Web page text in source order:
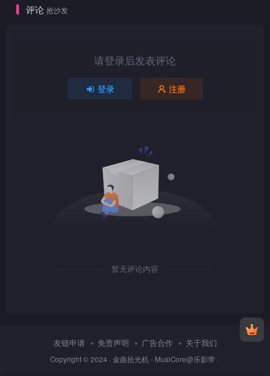
1080P TS
1080P
1080P
1080P TS
评论 抢沙发
请登录后发表评论
登录 注册
暂无评论内容
友链申请 免责声明 广告合作 关于我们
Copyright © 2024 · 金曲拾光机 - MusiCore@乐影带 ·